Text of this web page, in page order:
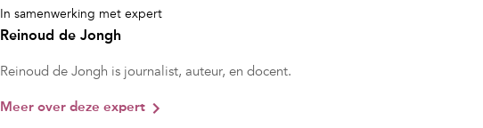
In samenwerking met expert
Reinoud de Jongh
Reinoud de Jongh is journalist, auteur, en docent.
Meer over deze expert